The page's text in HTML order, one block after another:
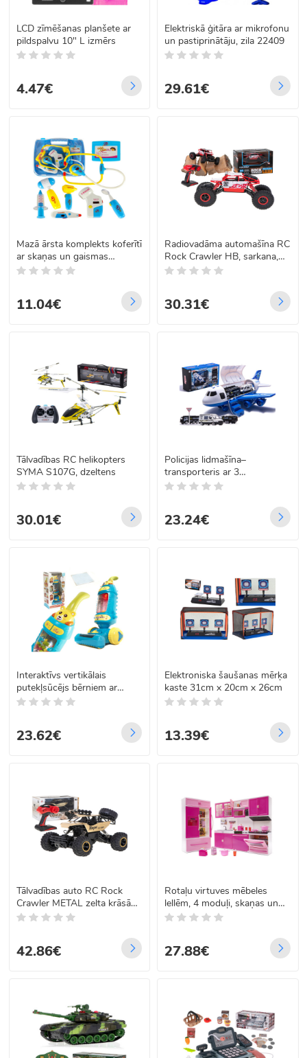
LCD zīmēšanas planšete ar
pildspalvu 10" L izmērs
4.47€
Elektriskā ģitāra ar mikrofonu
un pastiprinātāju, zila 22409
29.61€
Mazā ārsta komplekts koferītī
ar skaņas un gaismas
efektiem, zils
11.04€
Radiovadāma automašīna RC
Rock Crawler HB, sarkana,
2,4GHz, 1:18
30.31€
Tālvadības RC helikopters
SYMA S107G, dzeltens
30.01€
Policijas lidmašīna–
transporteris ar 3
automašīnām
23.24€
Interaktīvs vertikālais
putekļsūcējs bērniem ar
skaņas efektiem 18cm x
23.62€
Elektroniska šaušanas mērķa
kaste 31cm x 20cm x 26cm
13.39€
Tālvadības auto RC Rock
Crawler METAL zelta krāsā
1:12 4WD
42.86€
Rotaļu virtuves mēbeles
lellēm, 4 moduļi, skaņas un
LED efekti, 48 cm
27.88€